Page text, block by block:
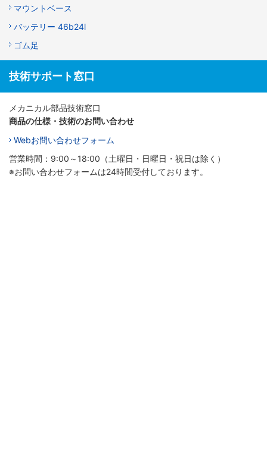
マウントベース
バッテリー 46b24l
ゴム足
技術サポート窓口
メカニカル部品技術窓口
商品の仕様・技術のお問い合わせ
Webお問い合わせフォーム
営業時間：9:00～18:00（土曜日・日曜日・祝日は除く）
※お問い合わせフォームは24時間受付しております。